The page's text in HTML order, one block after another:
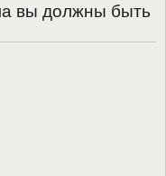
вы должны быть